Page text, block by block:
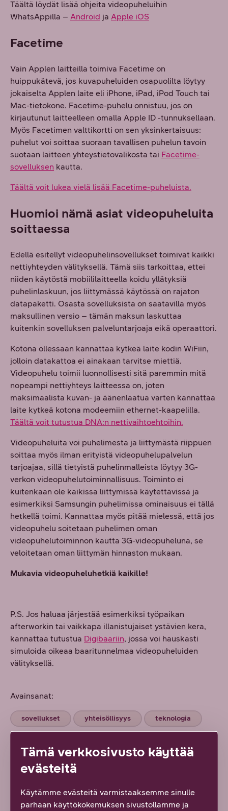
Täältä löydät lisää ohjeita videopuheluihin
WhatsAppilla – Android ja Apple iOS
Facetime
Vain Applen laitteilla toimiva Facetime on
huippukätevä, jos kuvapuheluiden osapuolilta löytyy
jokaiselta Applen laite eli iPhone, iPad, iPod Touch tai
Mac-tietokone. Facetime-puhelu onnistuu, jos on
kirjautunut laitteelleen omalla Apple ID -tunnuksellaan.
Myös Facetimen valttikortti on sen yksinkertaisuus:
puhelut voi soittaa suoraan tavallisen puhelun tavoin
suotaan laitteen yhteystietovalikosta tai Facetime-
sovelluksen kautta.
Täältä voit lukea vielä lisää Facetime-puheluista.
Huomioi nämä asiat videopuheluita
soittaessa
Edellä esitellyt videopuhelinsovellukset toimivat kaikki
nettiyhteyden välityksellä. Tämä siis tarkoittaa, ettei
niiden käytöstä mobiililaitteella koidu yllätyksiä
puhelinlaskuun, jos liittymässä käytössä on rajaton
datapaketti. Osasta sovelluksista on saatavilla myös
maksullinen versio – tämän maksun laskuttaa
kuitenkin sovelluksen palveluntarjoaja eikä operaattori.
Kotona ollessaan kannattaa kytkeä laite kodin WiFiin,
jolloin datakattoa ei ainakaan tarvitse miettiä.
Videopuhelu toimii luonnollisesti sitä paremmin mitä
nopeampi nettiyhteys laitteessa on, joten
maksimaalista kuvan- ja äänenlaatua varten kannattaa
laite kytkeä kotona modeemiin ethernet-kaapelilla.
Täältä voit tutustua DNA:n nettivaihtoehtoihin.
Videopuheluita voi puhelimesta ja liittymästä riippuen
soittaa myös ilman erityistä videopuhelupalvelun
tarjoajaa, sillä tietyistä puhelinmalleista löytyy 3G-
verkon videopuhelutoiminnallisuus. Toiminto ei
kuitenkaan ole kaikissa liittymissä käytettävissä ja
esimerkiksi Samsungin puhelimissa ominaisuus ei tällä
hetkellä toimi. Kannattaa myös pitää mielessä, että jos
videopuhelu soitetaan puhelimen oman
videopuhelutoiminnon kautta 3G-videopuheluna, se
veloitetaan oman liittymän hinnaston mukaan.
Mukavia videopuheluhetkiä kaikille!
P.S. Jos haluaa järjestää esimerkiksi työpaikan
afterworkin tai vaikkapa illanistujaiset ystävien kera,
kannattaa tutustua Digibaariin, jossa voi hauskasti
simuloida oikeaa baaritunnelmaa videopuheluiden
välityksellä.
Avainsanat:
sovellukset yhteisöllisyys teknologia
Tämä verkkosivusto käyttää
evästeitä
Käytämme evästeitä varmistaaksemme sinulle
parhaan käyttökokemuksen sivustollamme ja